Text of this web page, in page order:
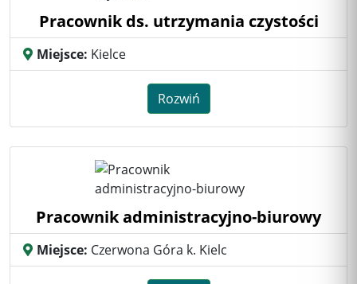
Pracownik ds. utrzymania czystości
Miejsce: Kielce
Rozwiń
Pracownik administracyjno-biurowy
Miejsce: Czerwona Góra k. Kielc